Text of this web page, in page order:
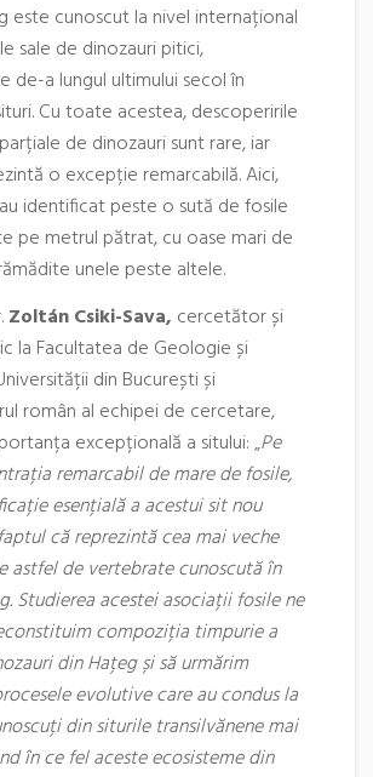
este cunoscut la nivel internațional
sale de dinozauri pitici,
de-a lungul ultimului secol în
Cu toate acestea, descoperirile
de dinozauri sunt rare, iar
o excepție remarcabilă. Aici,
identificat peste o sută de fosile
pe metrul pătrat, cu oase mari de
unele peste altele.
Zoltán Csiki-Sava, cercetător și
la Facultatea de Geologie și
din București și
român al echipei de cercetare,
excepțională a sitului: „Pe
remarcabil de mare de fosile,
esențială a acestui sit nou
că reprezintă cea mai veche
astfel de vertebrate cunoscută în
Studierea acestei asociații fosile ne
compoziția timpurie a
din Hațeg și să urmărim
evolutive care au condus la
din siturile transilvănene mai
în ce fel aceste ecosisteme din